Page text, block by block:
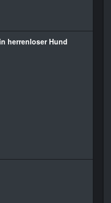
herrenloser Hund